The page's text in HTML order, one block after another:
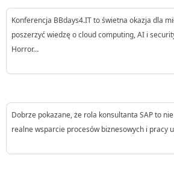
Konferencja BBdays4.IT to świetna okazja dla
poszerzyć wiedzę o cloud computing, AI i
Horror…
Dobrze pokazane, że rola konsultanta SAP to
realne wsparcie procesów biznesowych i pracy